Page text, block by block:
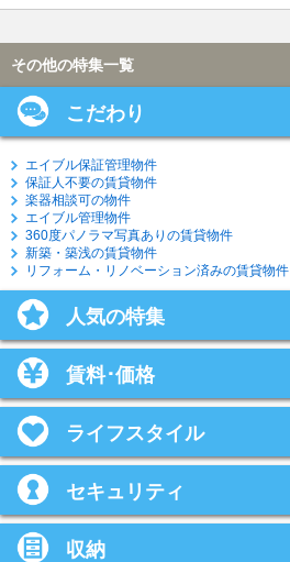
その他の特集一覧
こだわり
エイブル保証管理物件
保証人不要の賃貸物件
楽器相談可の物件
エイブル管理物件
360度パノラマ写真ありの賃貸物件
新築・築浅の賃貸物件
リフォーム・リノベーション済みの賃貸物件
人気の特集
賃料･価格
ライフスタイル
セキュリティ
収納